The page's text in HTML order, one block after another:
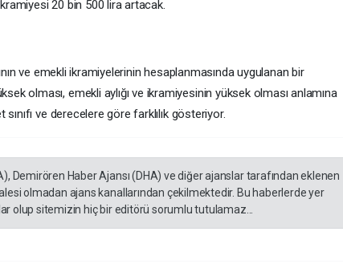
20 bin 500 lira artacak.
ve emekli ikramiyelerinin hesaplanmasında uygulanan bir
olması, emekli aylığı ve ikramiyesinin yüksek olması anlamına
ve derecelere göre farklılık gösteriyor.
Demirören Haber Ajansı (DHA) ve diğer ajanslar tarafından eklenen
olmadan ajans kanallarından çekilmektedir. Bu haberlerde yer
olup sitemizin hiç bir editörü sorumlu tutulamaz...